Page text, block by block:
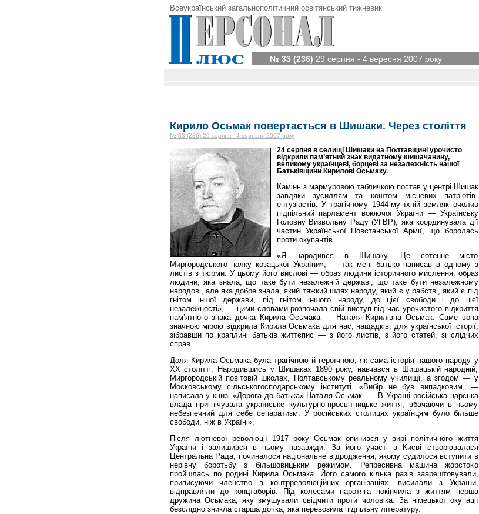
Всеукраїнський загальнополітичний освітянський тижневик
№ 33 (236) 29 серпня - 4 вересня 2007 року
Кирило Осьмак повертається в Шишаки. Через століття
№ 33 (236) 29 серпня - 4 вересня 2007 року
24 серпня в селищі Шишаки на Полтавщині урочисто
відкрили пам’ятний знак видатному шишачанину,
великому українцеві, борцеві за незалежність нашої
Батьківщини Кирилові Осьмаку.
Камінь з мармуровою табличкою постав у центрі Шишак
завдяки зусиллям та коштом місцевих патріотів-
ентузіастів. У трагічному 1944-му їхній земляк очолив
підпільний парламент воюючої України — Українську
Головну Визвольну Раду (УГВР), яка координувала дії
частин Української Повстанської Армії, що боролась
проти окупантів.
«Я народився в Шишаку. Це сотенне місто
Миргородського полку козацької України», — так мені батько написав в одному з
листів з тюрми. У цьому його вислові — образ людини історичного мислення, образ
людини, яка знала, що таке бути незалежній державі, що таке бути незалежному
народові, але яка добре знала, який тяжкий шлях народу, який є у рабстві, який є під
гнітом іншої держави, під гнітом іншого народу, до цієї свободи і до цієї
незалежності», — цими словами розпочала свій виступ під час урочистого відкриття
пам’ятного знака дочка Кирила Осьмака — Наталя Кирилівна Осьмак. Саме вона
значною мірою відкрила Кирила Осьмака для нас, нащадків, для української історії,
зібравши по краплині батьків життєпис — з його листів, з його статей, зі слідчих
справ.
Доля Кирила Осьмака була трагічною й героїчною, як сама історія нашого народу у
ХХ столітті. Народившись у Шишаках 1890 року, навчався в Шишацькій народній,
Миргородській повітовій школах, Полтавському реальному училищі, а згодом — у
Московському сільськогосподарському інституті. «Вибір не був випадковим, —
написала у книзі «Дорога до батька» Наталя Осьмак. — В Україні російська царська
влада пригнічувала українське культурно-просвітницьке життя, вбачаючи в ньому
небезпечний для себе сепаратизм. У російських столицях українцям було більше
свободи, ніж в Україні».
Після лютневої революції 1917 року Осьмак опинився у вирі політичного життя
України і залишився в ньому назавжди. За його участі в Києві створювалася
Центральна Рада, починалося національне відродження, якому судилося вступити в
нерівну боротьбу з більшовицьким режимом. Репресивна машина жорстоко
пройшлась по родині Кирила Осьмака. Його самого кілька разів заарештовували,
приписуючи членство в контрреволюційних організаціях, висилали з України,
відправляли до концтаборів. Під колесами паротяга покінчила з життям перша
дружина Осьмака, яку змушували свідчити проти чоловіка. За німецької окупації
безслідно зникла старша дочка, яка перевозила підпільну літературу.